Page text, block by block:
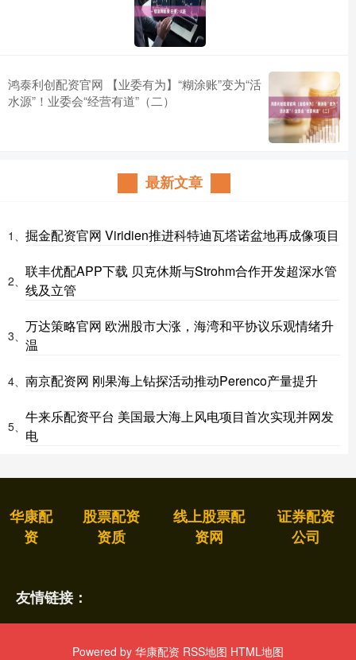
鸿泰利创配资官网 【业委有为】“糊涂账”变为“活
水源”！业委会“经营有道”（二）
最新文章
1、 掘金配资官网 Viridien推进科特迪瓦塔诺盆地再成像项目
2、
联丰优配APP下载 贝克休斯与Strohm合作开发超深水管
线及立管
3、
万达策略官网 欧洲股市大涨，海湾和平协议乐观情绪升
温
4、 南京配资网 刚果海上钻探活动推动Perenco产量提升
5、
牛来乐配资平台 美国最大海上风电项目首次实现并网发
电
华康配
资
股票配资
资质
线上股票配
资网
证券配资
公司
友情链接：
Powered by 华康配资 RSS地图 HTML地图